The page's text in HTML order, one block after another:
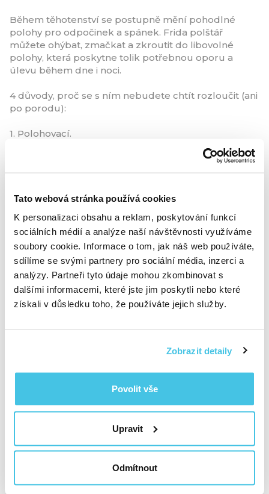
Tato webová stránka používá cookies
K personalizaci obsahu a reklam, poskytování funkcí
sociálních médií a analýze naší návštěvnosti využíváme
soubory cookie. Informace o tom, jak náš web používáte,
sdílíme se svými partnery pro sociální média, inzerci a
analýzy. Partneři tyto údaje mohou zkombinovat s
dalšími informacemi, které jste jim poskytli nebo které
získali v důsledku toho, že používáte jejich služby.
Zobrazit detaily
Povolit vše
Upravit
Odmítnout
Během těhotenství se postupně mění pohodlné
polohy pro odpočinek a spánek. Frida polštář
můžete ohýbat, zmačkat a zkroutit do libovolné
polohy, která poskytne tolik potřebnou oporu a
úlevu během dne i noci.
4 důvody, proč se s ním nebudete chtít rozloučit (ani
po porodu):
1. Polohovací.
Proč se smířit s jednou polohou, když jich v posteli
můžete mít hned několik? Polštář můžete tvarovat
Výplň z mikrokuliček umožňuje dostatečnou
prodyšnost a optimální cirkulaci tepla skrz polštář.
Nebude vám tak příliš horko, ani když se k němu
pořádně přitulíte.
3. Maximálně pohodlný.
Díky měkké a elastické látce z jedné strany a
pevnější neelastické látce z druhé strany si zvolíte
Náš TIP: Polštář využijete i po porodu pro
si ruce a užívejte si kojení s maximálním komfortem.
Upozornění: Potah lze prát při nízkých teplotách v
pračce na jemný nebo šetrný cyklus. Nepoužívejte
bělidlo ani agresivní čisticí prostředky. Před použitím